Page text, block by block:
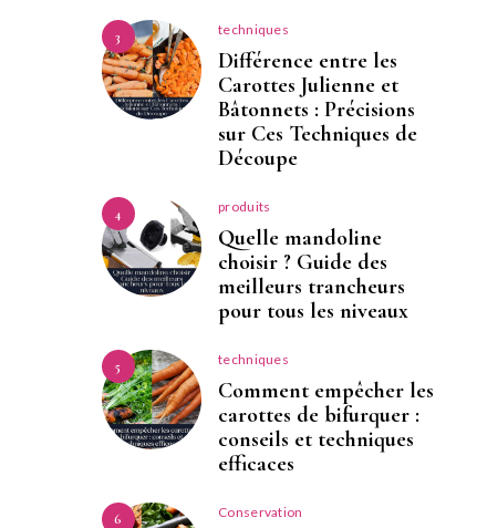
3 techniques
Différence entre les
Carottes Julienne et
Bâtonnets : Précisions
sur Ces Techniques de
Découpe
4 produits
Quelle mandoline
choisir ? Guide des
meilleurs trancheurs
pour tous les niveaux
5 techniques
Comment empêcher les
carottes de bifurquer :
conseils et techniques
efficaces
6 Conservation